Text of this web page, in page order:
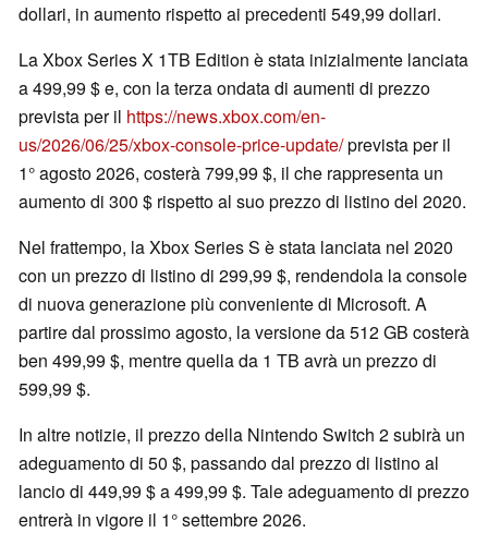
dollari, in aumento rispetto ai precedenti 549,99 dollari.
La Xbox Series X 1TB Edition è stata inizialmente lanciata
a 499,99 $ e, con la terza ondata di aumenti di prezzo
prevista per il https://news.xbox.com/en-
us/2026/06/25/xbox-console-price-update/prevista per il
1° agosto 2026, costerà 799,99 $, il che rappresenta un
aumento di 300 $ rispetto al suo prezzo di listino del 2020.
Nel frattempo, la Xbox Series S è stata lanciata nel 2020
con un prezzo di listino di 299,99 $, rendendola la console
di nuova generazione più conveniente di Microsoft. A
partire dal prossimo agosto, la versione da 512 GB costerà
ben 499,99 $, mentre quella da 1 TB avrà un prezzo di
599,99 $.
In altre notizie, il prezzo della Nintendo Switch 2 subirà un
adeguamento di 50 $, passando dal prezzo di listino al
lancio di 449,99 $ a 499,99 $. Tale adeguamento di prezzo
entrerà in vigore il 1° settembre 2026.